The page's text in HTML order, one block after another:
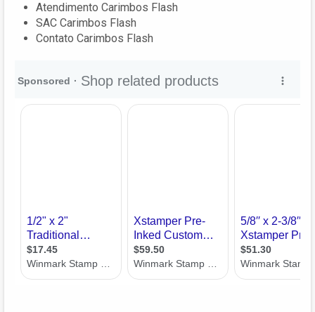
Atendimento Carimbos Flash
SAC Carimbos Flash
Contato Carimbos Flash